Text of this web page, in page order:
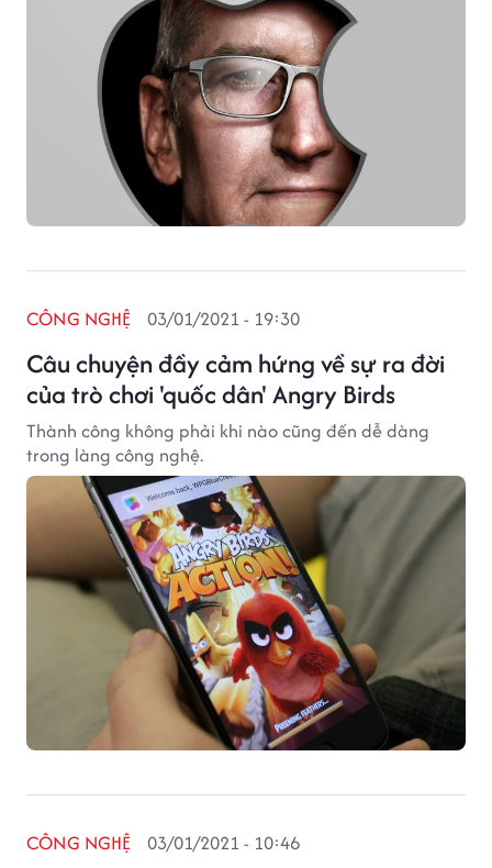
Câu chuyện đầy cảm hứng về sự ra đời
của trò chơi 'quốc dân' Angry Birds
CÔNG NGHỆ 03/01/2021 - 19:30
Thành công không phải khi nào cũng đến dễ dàng
trong làng công nghệ.
CÔNG NGHỆ 03/01/2021 - 10:46